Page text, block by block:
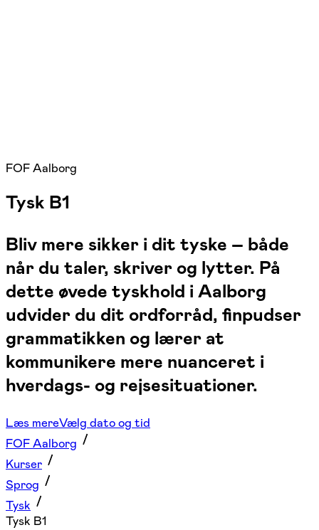
FOF Aalborg
Tysk B1
Bliv mere sikker i dit tyske – både
når du taler, skriver og lytter. På
dette øvede tyskhold i Aalborg
udvider du dit ordforråd, finpudser
grammatikken og lærer at
kommunikere mere nuanceret i
hverdags- og rejsesituationer.
Læs mereVælg dato og tid
FOF Aalborg
Kurser
Sprog
Tysk
Tysk B1